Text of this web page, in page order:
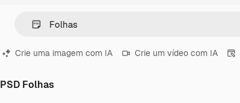
Crie uma imagem com IA Crie um vídeo com IA
PSD Folhas